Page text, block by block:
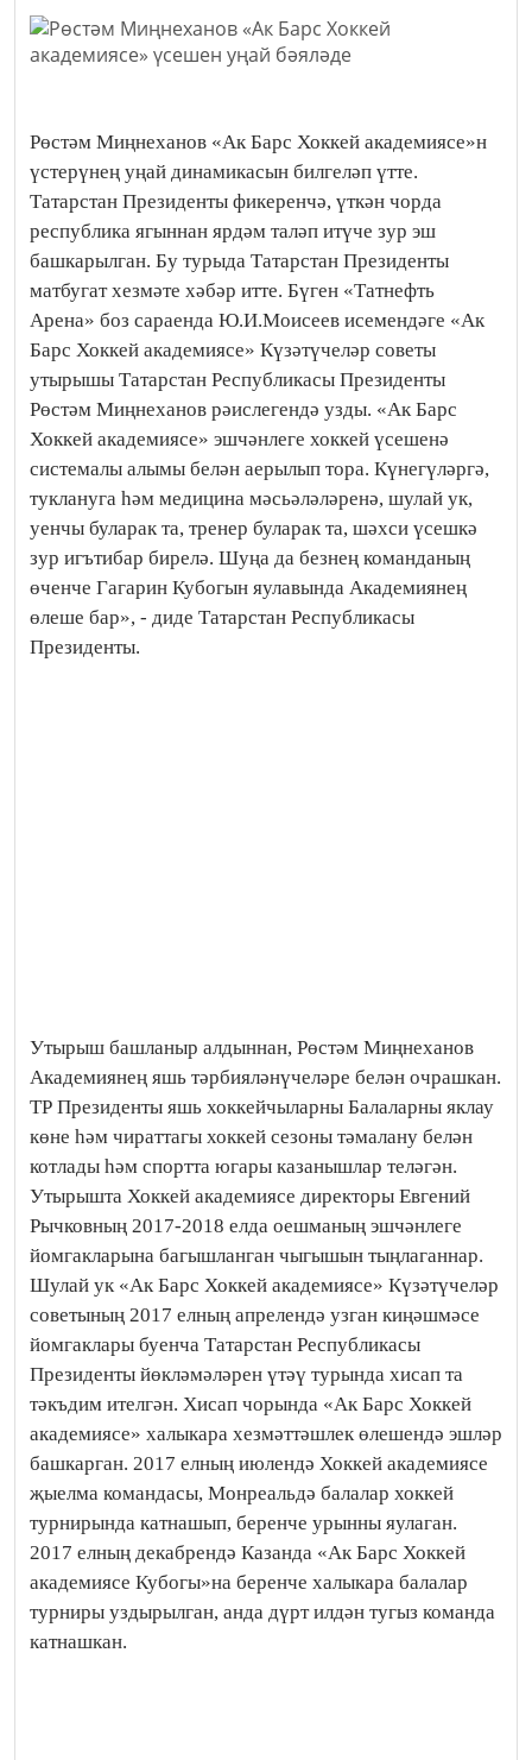
Рөстәм Миңнеханов «Ак Барс Хоккей академиясе»н
үстерүнең уңай динамикасын билгеләп үтте.
Татарстан Президенты фикеренчә, үткән чорда
республика ягыннан ярдәм таләп итүче зур эш
башкарылган. Бу турыда Татарстан Президенты
матбугат хезмәте хәбәр итте. Бүген «Татнефть
Арена» боз сараенда Ю.И.Моисеев исемендәге «Ак
Барс Хоккей академиясе» Күзәтүчеләр советы
утырышы Татарстан Республикасы Президенты
Рөстәм Миңнеханов рәислегендә узды. «Ак Барс
Хоккей академиясе» эшчәнлеге хоккей үсешенә
системалы алымы белән аерылып тора. Күнегүләргә,
туклануга һәм медицина мәсьәләләренә, шулай ук,
уенчы буларак та, тренер буларак та, шәхси үсешкә
зур игътибар бирелә. Шуңа да безнең команданың
өченче Гагарин Кубогын яулавында Академиянең
өлеше бар», - диде Татарстан Республикасы
Президенты.
Утырыш башланыр алдыннан, Рөстәм Миңнеханов
Академиянең яшь тәрбияләнүчеләре белән очрашкан.
ТР Президенты яшь хоккейчыларны Балаларны яклау
көне һәм чираттагы хоккей сезоны тәмалану белән
котлады һәм спортта югары казанышлар теләгән.
Утырышта Хоккей академиясе директоры Евгений
Рычковның 2017-2018 елда оешманың эшчәнлеге
йомгакларына багышланган чыгышын тыңлаганнар.
Шулай ук «Ак Барс Хоккей академиясе» Күзәтүчеләр
советының 2017 елның апрелендә узган киңәшмәсе
йомгаклары буенча Татарстан Республикасы
Президенты йөкләмәләрен үтәү турында хисап та
тәкъдим ителгән. Хисап чорында «Ак Барс Хоккей
академиясе» халыкара хезмәттәшлек өлешендә эшләр
башкарган. 2017 елның июлендә Хоккей академиясе
җыелма командасы, Монреальдә балалар хоккей
турнирында катнашып, беренче урынны яулаган.
2017 елның декабрендә Казанда «Ак Барс Хоккей
академиясе Кубогы»на беренче халыкара балалар
турниры уздырылган, анда дүрт илдән тугыз команда
катнашкан.